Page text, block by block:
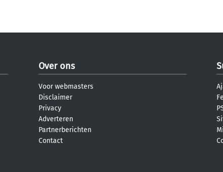
Over ons
Voor webmasters
Disclaimer
Privacy
Adverteren
Partnerberichten
Contact